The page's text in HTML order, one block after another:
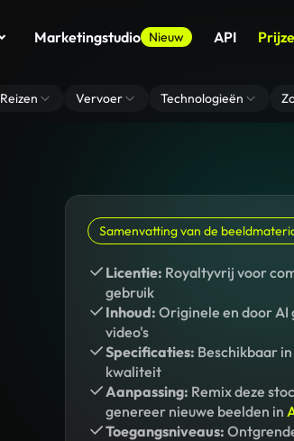
Marketingstudio Nieuw API
Reizen Vervoer Technologieën
Samenvatting van de
Licentie: Royaltyvrij voor
gebruik
Inhoud: Originele en door AI
video's
Specificaties: Beschikbaar
kwaliteit
Aanpassing: Remix deze
genereer nieuwe beelden in
Toegangsniveaus: